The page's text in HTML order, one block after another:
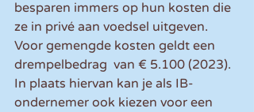
besparen immers op hun kosten die
ze in privé aan voedsel uitgeven.
Voor gemengde kosten geldt een
drempelbedrag  van € 5.100 (2023).
In plaats hiervan kan je als IB-
ondernemer ook kiezen voor een